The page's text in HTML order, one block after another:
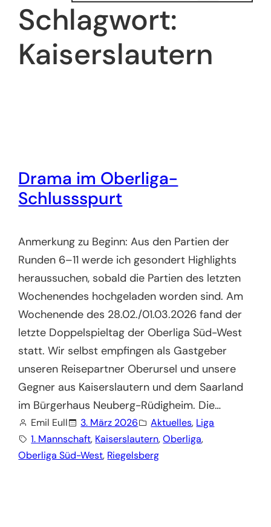
Schlagwort:
Kaiserslautern
Drama im Oberliga-
Schlussspurt
Anmerkung zu Beginn: Aus den Partien der
Runden 6–11 werde ich gesondert Highlights
heraussuchen, sobald die Partien des letzten
Wochenendes hochgeladen worden sind. Am
Wochenende des 28.02./01.03.2026 fand der
letzte Doppelspieltag der Oberliga Süd-West
statt. Wir selbst empfingen als Gastgeber
unseren Reisepartner Oberursel und unsere
Gegner aus Kaiserslautern und dem Saarland
im Bürgerhaus Neuberg-Rüdigheim. Die…
Emil Eull 3. März 2026 Aktuelles, Liga
1. Mannschaft, Kaiserslautern, Oberliga,
Oberliga Süd-West, Riegelsberg